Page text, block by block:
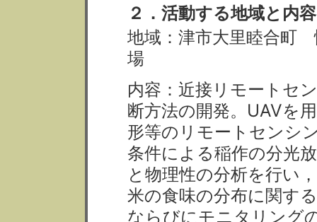
２．活動する地域と内容
地域：津市大里睦合町
場
内容：近接リモートセ
断方法の開発。UAVを
形等のリモートセンシ
条件による稲作の分光
と物理性の分析を行い
米の食味の分布に関す
ならびにモニタリング